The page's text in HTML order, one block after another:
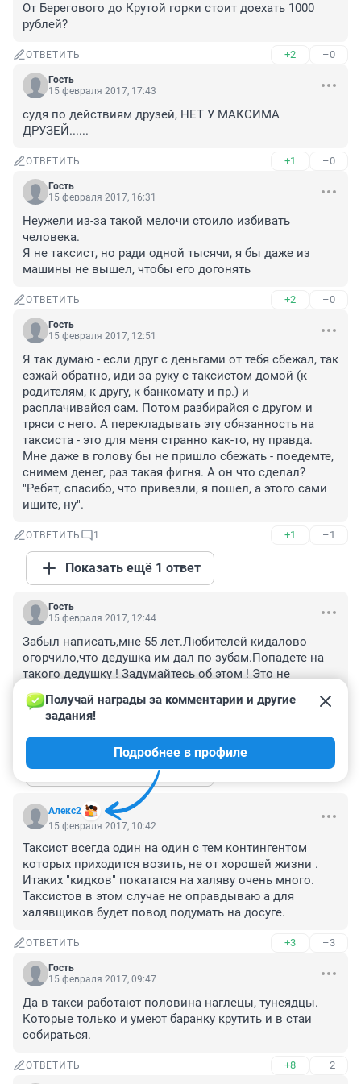
От Берегового до Крутой горки стоит доехать 1000
рублей?
ОТВЕТИТЬ +2 –0
Гость
15 февраля 2017, 17:43
судя по действиям друзей, НЕТ У МАКСИМА
ДРУЗЕЙ......
ОТВЕТИТЬ +1 –0
Гость
15 февраля 2017, 16:31
Неужели из-за такой мелочи стоило избивать
человека.
Я не таксист, но ради одной тысячи, я бы даже из
машины не вышел, чтобы его догонять
ОТВЕТИТЬ +2 –0
Гость
15 февраля 2017, 12:51
Я так думаю - если друг с деньгами от тебя сбежал, так
езжай обратно, иди за руку с таксистом домой (к
родителям, к другу, к банкомату и пр.) и
расплачивайся сам. Потом разбирайся с другом и
тряси с него. А перекладывать эту обязанность на
таксиста - это для меня странно как-то, ну правда.
Мне даже в голову бы не пришло сбежать - поедемте,
снимем денег, раз такая фигня. А он что сделал?
"Ребят, спасибо, что привезли, я пошел, а этого сами
ищите, ну".
ОТВЕТИТЬ 1 +1 –1
Показать ещё 1 ответ
Гость
15 февраля 2017, 12:44
Забыл написать,мне 55 лет.Любителей кидалово
огорчило,что дедушка им дал по зубам.Попадете на
такого дедушку ! Задумайтесь об этом ! Это не
халявщики - попробуйте содержать машину .,купить
домой что то и на ремонт не остается !
ОТВЕТИТЬ 1 +1 –2
Показать ещё 1 ответ
Алекс2
Получай награды за комментарии и другие
задания!
Подробнее в профиле
15 февраля 2017, 10:42
Таксист всегда один на один с тем контингентом
которых приходится возить, не от хорошей жизни .
Итаких "кидков" покататся на халяву очень много.
Таксистов в этом случае не оправдываю а для
халявщиков будет повод подумать на досуге.
ОТВЕТИТЬ +3 –3
Гость
15 февраля 2017, 09:47
Да в такси работают половина наглецы, тунеядцы.
Которые только и умеют баранку крутить и в стаи
собираться.
ОТВЕТИТЬ +8 –2